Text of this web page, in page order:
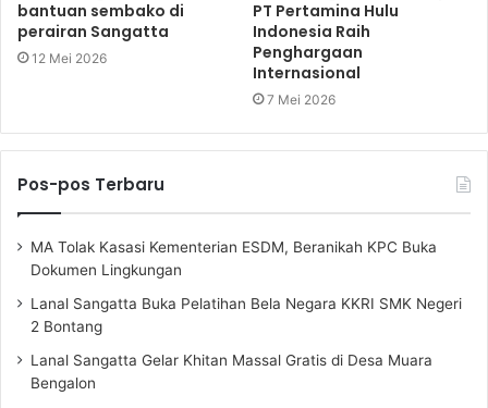
bantuan sembako di
perairan Sangatta
12 Mei 2026
PT Pertamina Hulu
Indonesia Raih
Penghargaan
Internasional
7 Mei 2026
Pos-pos Terbaru
MA Tolak Kasasi Kementerian ESDM, Beranikah KPC Buka
Dokumen Lingkungan
Lanal Sangatta Buka Pelatihan Bela Negara KKRI SMK Negeri
2 Bontang
Lanal Sangatta Gelar Khitan Massal Gratis di Desa Muara
Bengalon